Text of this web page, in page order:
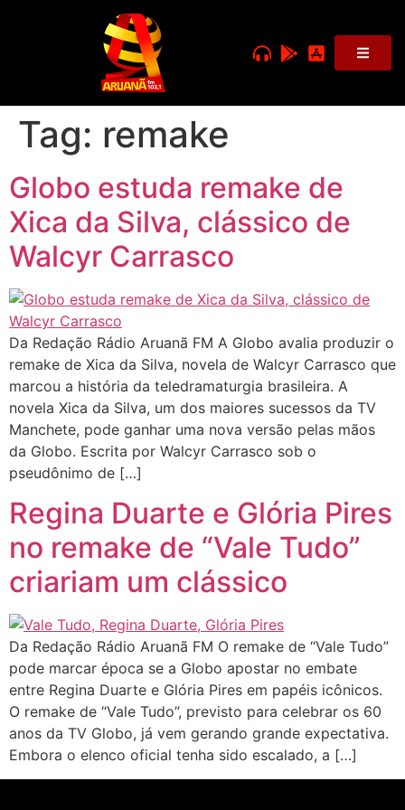
Tag: remake
Globo estuda remake de
Xica da Silva, clássico de
Walcyr Carrasco
Da Redação Rádio Aruanã FM A Globo avalia produzir o
remake de Xica da Silva, novela de Walcyr Carrasco que
marcou a história da teledramaturgia brasileira. A
novela Xica da Silva, um dos maiores sucessos da TV
Manchete, pode ganhar uma nova versão pelas mãos
da Globo. Escrita por Walcyr Carrasco sob o
pseudônimo de […]
Regina Duarte e Glória Pires
no remake de “Vale Tudo”
criariam um clássico
Da Redação Rádio Aruanã FM O remake de “Vale Tudo”
pode marcar época se a Globo apostar no embate
entre Regina Duarte e Glória Pires em papéis icônicos.
O remake de “Vale Tudo”, previsto para celebrar os 60
anos da TV Globo, já vem gerando grande expectativa.
Embora o elenco oficial tenha sido escalado, a […]